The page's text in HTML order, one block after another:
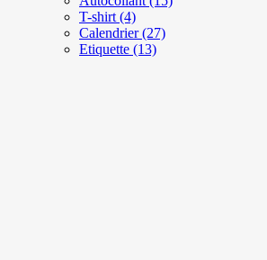
T-shirt(4)
Calendrier(27)
Etiquette (13)